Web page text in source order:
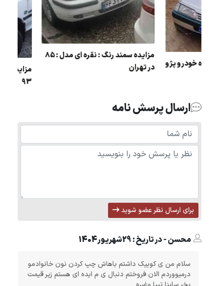
مزایده عمومی یک دستگاه خودرو پژو
ارسال پرسش نامه
برای ارسال نظر عضو شوید
محسن - در تاریخ : 29شهریور1404
سلام من ی کوییک داشتم باهاش چپ کردن نون خانوادمو
درمیووردم الان فروختم دنبال ی م ایده ای هستم زیر قیمت